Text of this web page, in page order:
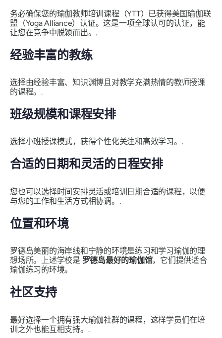
务必确保您的瑜伽教师培训课程（YTT）已获得美国瑜伽联
盟（Yoga Alliance）认证。这是一项全球认可的认证，能
让您在竞争中脱颖而出。.
经验丰富的教练
选择由经验丰富、知识渊博且对教学充满热情的教师授课
的课程。.
班级规模和课程安排
选择小班授课模式，获得个性化关注和高效学习。.
合适的日期和灵活的日程安排
您也可以选择时间安排灵活或培训日期合适的课程，以便
与您的工作和生活方式相协调。.
位置和环境
罗德岛美丽的海岸线和宁静的环境是练习和学习瑜伽的理
想场所。上述学校是 罗德岛最好的瑜伽馆，它们提供适合
瑜伽练习的环境。
社区支持
最好选择一个拥有强大瑜伽社群的课程，这样学员们在培
训之外也能互相支持。.